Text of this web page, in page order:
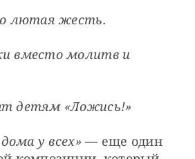
лютая жесть.
вместо молитв и
детям «Ложись!»
у всех» — еще один